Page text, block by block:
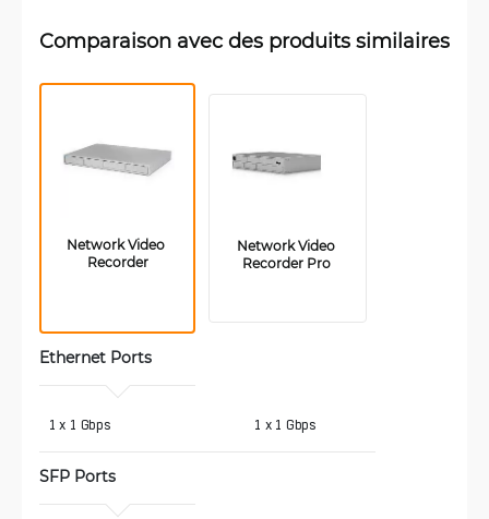
Comparaison avec des produits similaires
Network Video
Recorder
Network Video
Recorder Pro
Ethernet Ports
1 x 1 Gbps 1 x 1 Gbps
SFP Ports